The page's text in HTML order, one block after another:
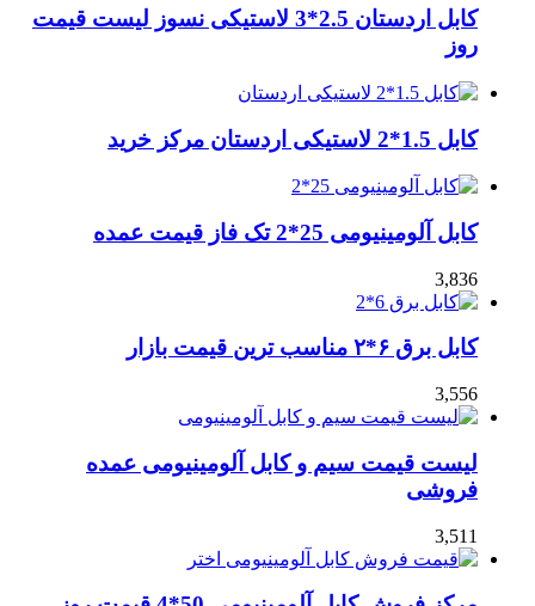
کابل اردستان 2.5*3 لاستیکی نسوز لیست قیمت
روز
کابل 1.5*2 لاستیکی اردستان مرکز خرید
کابل آلومینیومی 25*2 تک فاز قیمت عمده
3,836
کابل برق ۶*۲ مناسب ترین قیمت بازار
3,556
لیست قیمت سیم و کابل آلومینیومی عمده
فروشی
3,511